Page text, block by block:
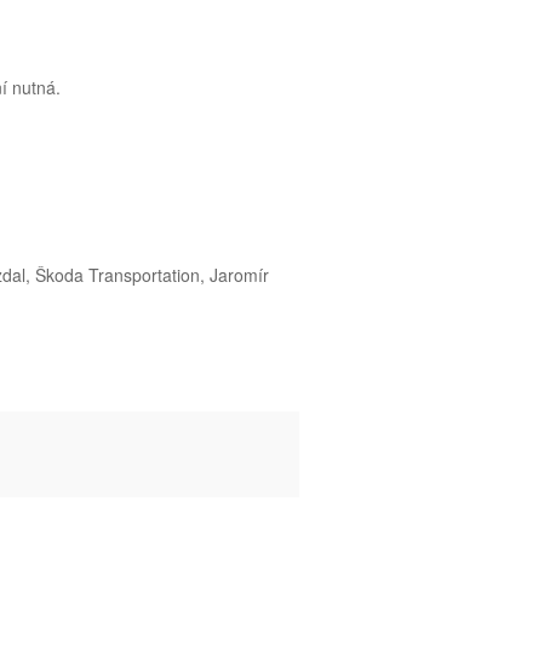
nutná.
Škoda Transportation, Jaromír